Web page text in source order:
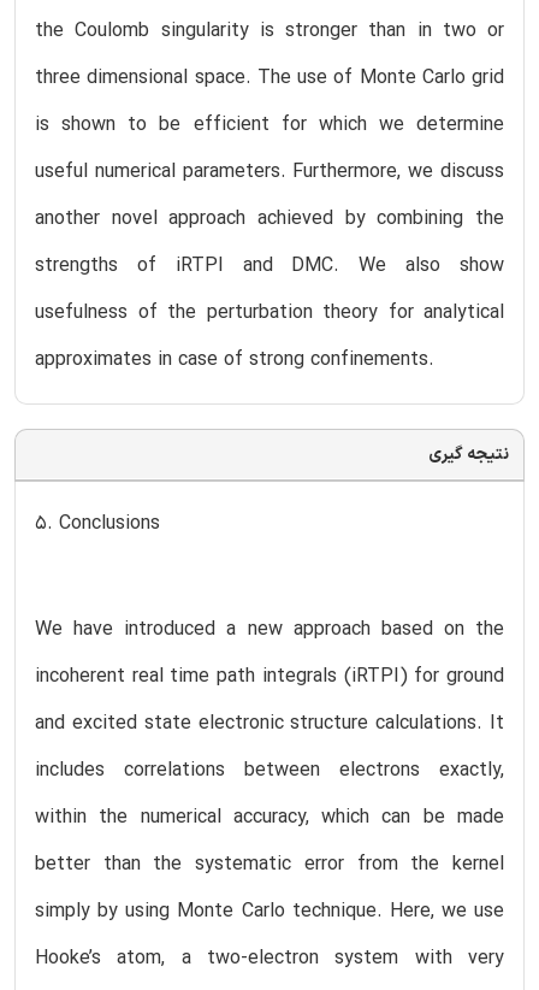
the Coulomb singularity is stronger than in two or
three dimensional space. The use of Monte Carlo grid
is shown to be efficient for which we determine
useful numerical parameters. Furthermore, we discuss
another novel approach achieved by combining the
strengths of iRTPI and DMC. We also show
usefulness of the perturbation theory for analytical
approximates in case of strong confinements.
نتیجه گیری
5. Conclusions
We have introduced a new approach based on the
incoherent real time path integrals (iRTPI) for ground
and excited state electronic structure calculations. It
includes correlations between electrons exactly,
within the numerical accuracy, which can be made
better than the systematic error from the kernel
simply by using Monte Carlo technique. Here, we use
Hooke’s atom, a two-electron system with very